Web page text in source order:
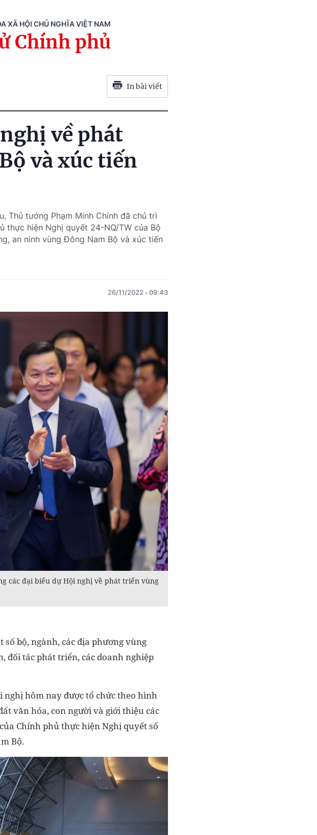
XÃ HỘI CHỦ NGHĨA VIỆT NAM
Chính phủ
In bài viết
về phát
và xúc tiến
Thủ tướng Phạm Minh Chính đã chủ trì
thực hiện Nghị quyết 24-NQ/TW của Bộ
an ninh vùng Đông Nam Bộ và xúc tiến
26/11/2022 09:43
các đại biểu dự Hội nghị về phát triển vùng
bộ, ngành, các địa phương vùng
đối tác phát triển, các doanh nghiệp
nghị hôm nay được tổ chức theo hình
văn hóa, con người và giới thiệu các
Chính phủ thực hiện Nghị quyết số
Bộ.